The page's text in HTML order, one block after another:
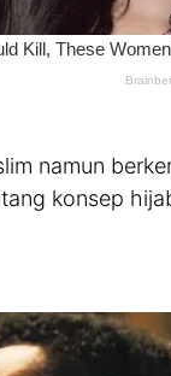
namun
konsep